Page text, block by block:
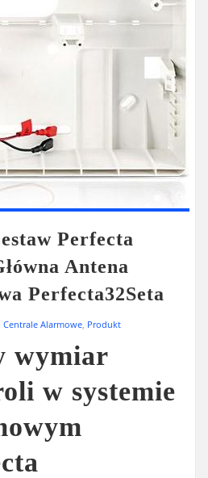
Perfecta
Antena
Perfecta32Seta
Centrale Alarmowe Produkt
wymiar
w systemie